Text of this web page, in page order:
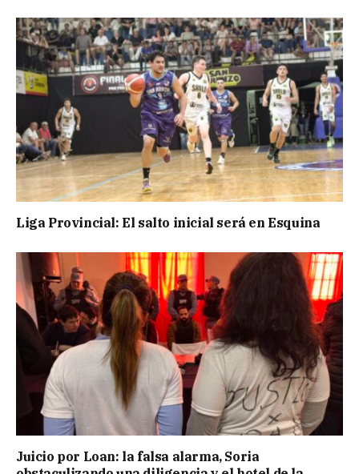
Liga Provincial: El salto inicial será en Esquina
Juicio por Loan: la falsa alarma, Soria